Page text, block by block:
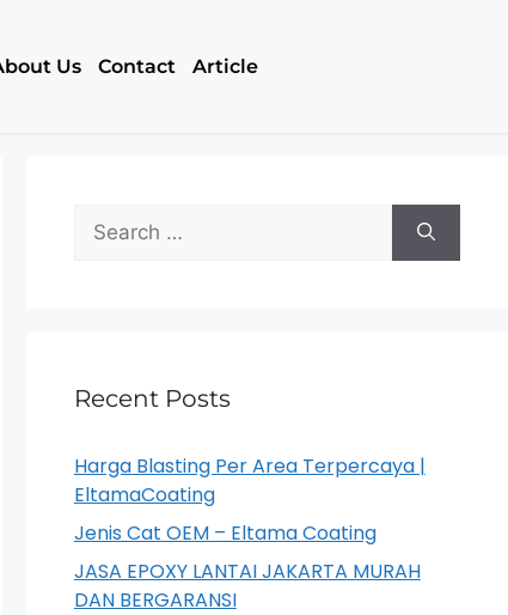
Us Contact Article
Recent Posts
Harga Blasting Per Area Terpercaya |
EltamaCoating
Jenis Cat OEM – Eltama Coating
JASA EPOXY LANTAI JAKARTA MURAH
DAN BERGARANSI